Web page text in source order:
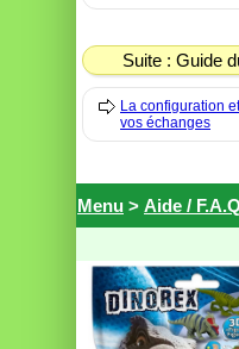
Suite : Guide
La configuration
vos échanges
Menu > Aide /